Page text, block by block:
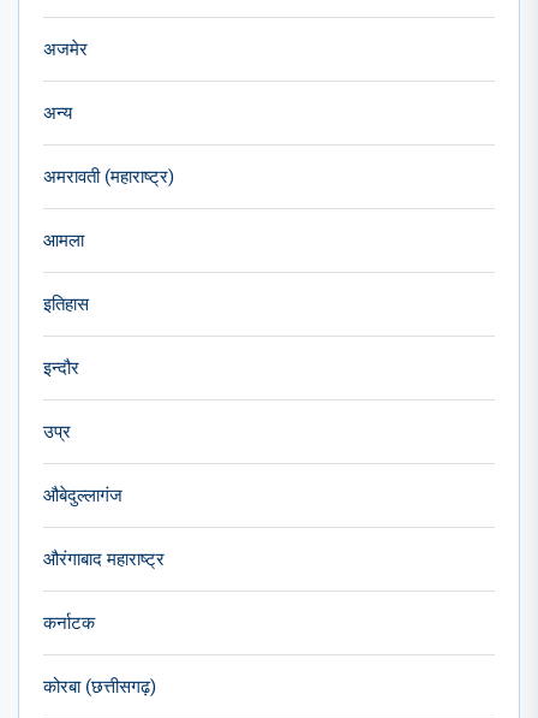
अजमेर
अन्य
अमरावती (महाराष्ट्र)
आमला
इतिहास
इन्दौर
उप्र
औबेदुल्लागंज
औरंगाबाद महाराष्ट्र
कर्नाटक
कोरबा (छत्तीसगढ़)